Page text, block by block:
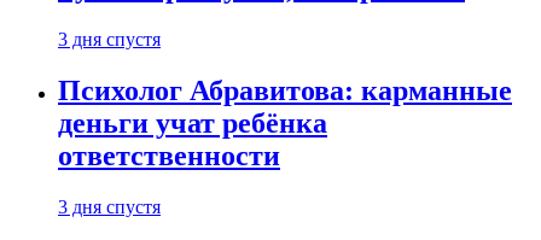
3 дня спустя
Психолог Абравитова: карманные
деньги учат ребёнка
ответственности
3 дня спустя